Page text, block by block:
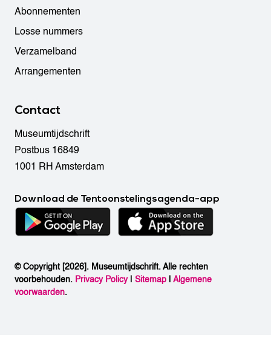
Abonnementen
Losse nummers
Verzamelband
Arrangementen
Contact
Museumtijdschrift
Postbus 16849
1001 RH Amsterdam
Download de Tentoonstelingsagenda-app
© Copyright [2026]. Museumtijdschrift. Alle rechten
voorbehouden. Privacy Policy| Sitemap |Algemene
voorwaarden.